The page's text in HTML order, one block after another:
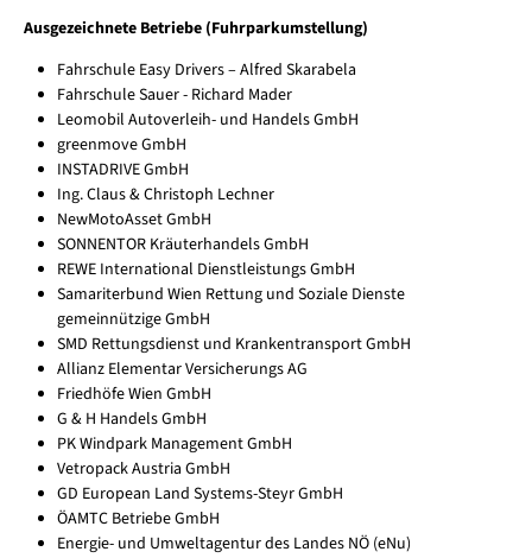
Ausgezeichnete Betriebe (Fuhrparkumstellung)
Fahrschule Easy Drivers – Alfred Skarabela
Fahrschule Sauer - Richard Mader
Leomobil Autoverleih- und Handels GmbH
greenmove GmbH
INSTADRIVE GmbH
Ing. Claus & Christoph Lechner
NewMotoAsset GmbH
SONNENTOR Kräuterhandels GmbH
REWE International Dienstleistungs GmbH
Samariterbund Wien Rettung und Soziale Dienste
gemeinnützige GmbH
SMD Rettungsdienst und Krankentransport GmbH
Allianz Elementar Versicherungs AG
Friedhöfe Wien GmbH
G & H Handels GmbH
PK Windpark Management GmbH
Vetropack Austria GmbH
GD European Land Systems-Steyr GmbH
ÖAMTC Betriebe GmbH
Energie- und Umweltagentur des Landes NÖ (eNu)